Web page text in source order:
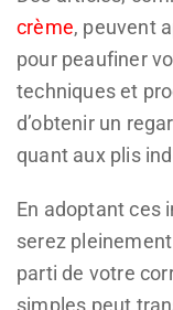
crème, peuvent
pour peaufiner
techniques et
d’obtenir un
quant aux plis
En adoptant ces
serez
parti de votre